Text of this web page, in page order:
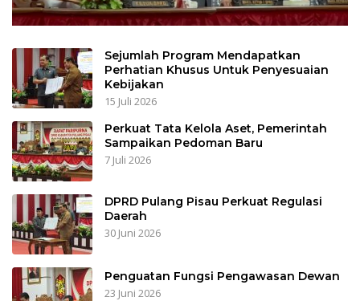
Sejumlah Program Mendapatkan
Perhatian Khusus Untuk Penyesuaian
Kebijakan
15 Juli 2026
Perkuat Tata Kelola Aset, Pemerintah
Sampaikan Pedoman Baru
7 Juli 2026
DPRD Pulang Pisau Perkuat Regulasi
Daerah
30 Juni 2026
Penguatan Fungsi Pengawasan Dewan
23 Juni 2026